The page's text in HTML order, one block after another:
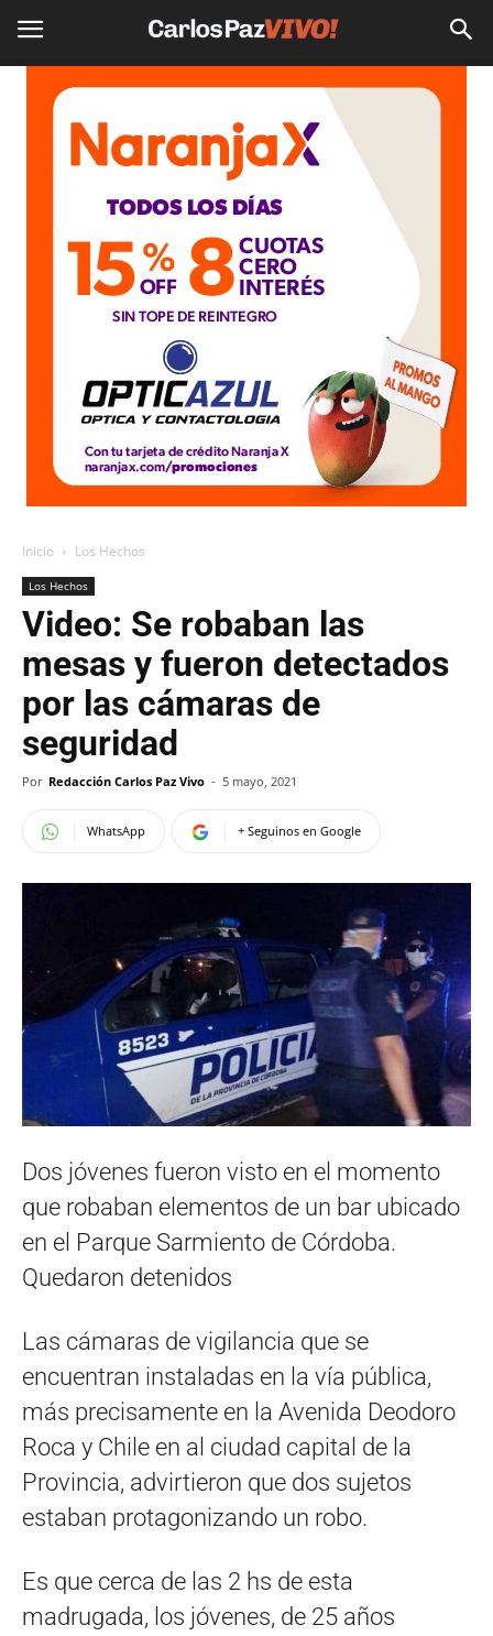
Inicio Los Hechos
Los Hechos
Video: Se robaban las
mesas y fueron detectados
por las cámaras de
seguridad
Por Redacción Carlos Paz Vivo - 5 mayo, 2021
WhatsApp + Seguinos en Google
Dos jóvenes fueron visto en el momento
que robaban elementos de un bar ubicado
en el Parque Sarmiento de Córdoba.
Quedaron detenidos
Las cámaras de vigilancia que se
encuentran instaladas en la vía pública,
más precisamente en la Avenida Deodoro
Roca y Chile en al ciudad capital de la
Provincia, advirtieron que dos sujetos
estaban protagonizando un robo.
Es que cerca de las 2 hs de esta
madrugada, los jóvenes, de 25 años